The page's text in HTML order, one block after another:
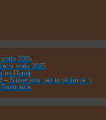
voda 2025
Letní voda 2025
na Dunaji
– Slovensko, jak to vidím já :)